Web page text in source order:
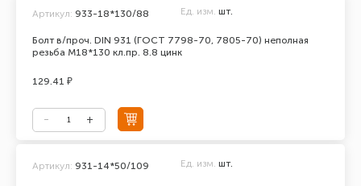
Болт в/проч. DIN 931 (ГОСТ 7798-70, 7805-70) неполная
резьба М18*130 кл.пр. 8.8 цинк
Артикул: 933-18*130/88 Ед. изм. шт.
129.41 ₽
Артикул: 931-14*50/109 Ед. изм. шт.